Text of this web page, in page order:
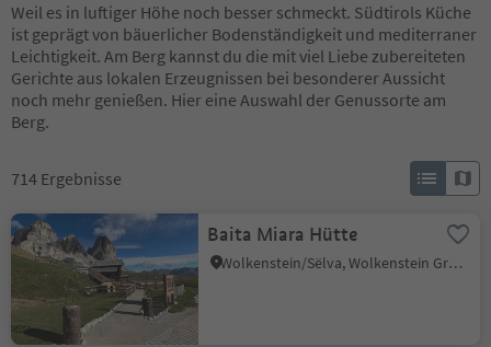
Weil es in luftiger Höhe noch besser schmeckt. Südtirols Küche
ist geprägt von bäuerlicher Bodenständigkeit und mediterraner
Leichtigkeit. Am Berg kannst du die mit viel Liebe zubereiteten
Gerichte aus lokalen Erzeugnissen bei besonderer Aussicht
noch mehr genießen. Hier eine Auswahl der Genussorte am
Berg.
714 Ergebnisse
Baita Miara Hütte
Wolkenstein/Sëlva, Wolkenstein Gröden, Dolomitenregion Gröden